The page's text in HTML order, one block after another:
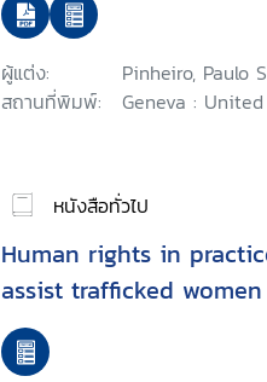
ผู้แต่ง:
Pinheiro, Paulo
สถานที่พิมพ์:
Geneva :
หนังสือทั่วไป
Human rights in
assist trafficked